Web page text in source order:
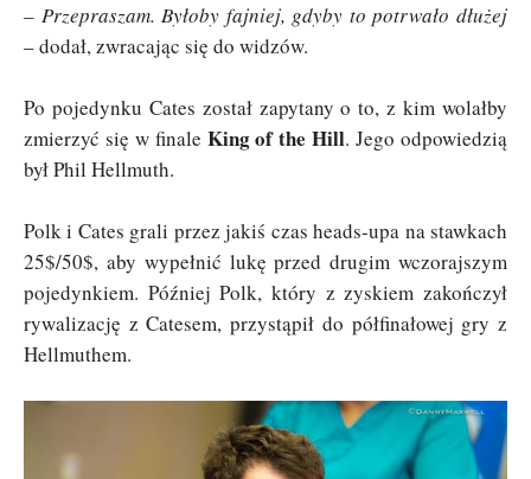
– Przepraszam. Byłoby fajniej, gdyby to potrwało dłużej
– dodał, zwracając się do widzów.
Po pojedynku Cates został zapytany o to, z kim wolałby
zmierzyć się w finale King of the Hill. Jego odpowiedzią
był Phil Hellmuth.
Polk i Cates grali przez jakiś czas heads-upa na stawkach
25$/50$, aby wypełnić lukę przed drugim wczorajszym
pojedynkiem. Później Polk, który z zyskiem zakończył
rywalizację z Catesem, przystąpił do półfinałowej gry z
Hellmuthem.